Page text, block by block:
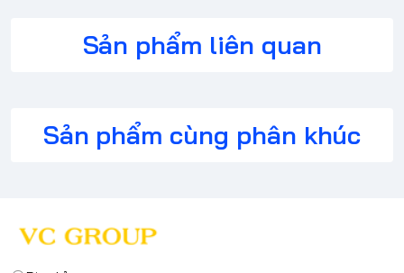
Sản phẩm liên quan
Sản phẩm cùng phân khúc